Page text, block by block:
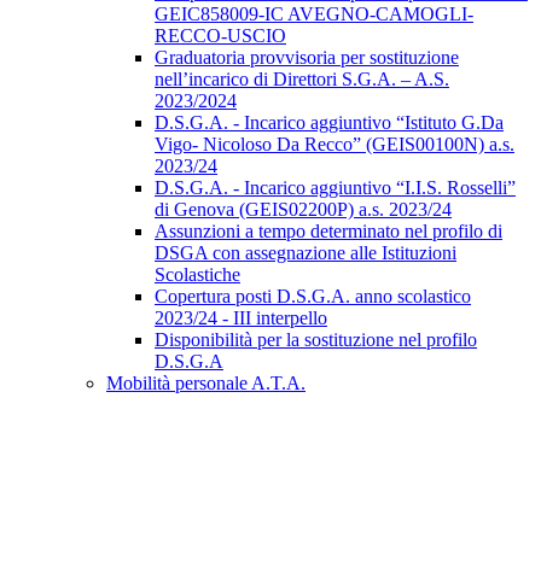
GEIC858009-IC AVEGNO-CAMOGLI-
RECCO-USCIO
Graduatoria provvisoria per sostituzione
nell’incarico di Direttori S.G.A. – A.S.
2023/2024
D.S.G.A. - Incarico aggiuntivo “Istituto G.Da
Vigo- Nicoloso Da Recco” (GEIS00100N) a.s.
2023/24
D.S.G.A. - Incarico aggiuntivo “I.I.S. Rosselli”
di Genova (GEIS02200P) a.s. 2023/24
Assunzioni a tempo determinato nel profilo di
DSGA con assegnazione alle Istituzioni
Scolastiche
Copertura posti D.S.G.A. anno scolastico
2023/24 - III interpello
Disponibilità per la sostituzione nel profilo
D.S.G.A
Mobilità personale A.T.A.